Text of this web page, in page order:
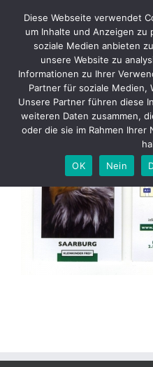
content
2009 01
Greifvogelpark
Diese Webseite verwendet
um Inhalte und Anzeigen
soziale Medien anbieten
unsere Website zu
Informationen zu Ihrer
Partner für soziale Medien,
Unsere Partner führen diese
weiteren Daten zusammen,
oder die sie im Rahmen Ihrer
OK
Nein